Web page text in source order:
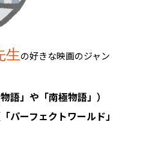
生の好きな映画のジャン
語」や「南極物語」）
パーフェクトワールド」